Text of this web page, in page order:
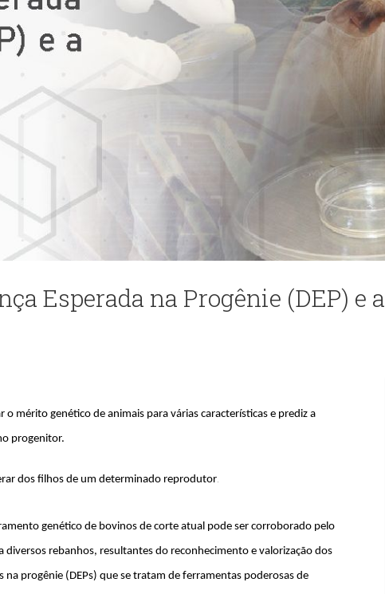
Esperada na Progênie (DEP) e a
o mérito genético de animais para várias características e prediz a
progenitor.
dos filhos de um determinado reprodutor.
genético de bovinos de corte atual pode ser corroborado pelo
rebanhos, resultantes do reconhecimento e valorização dos
progênie (DEPs) que se tratam de ferramentas poderosas de